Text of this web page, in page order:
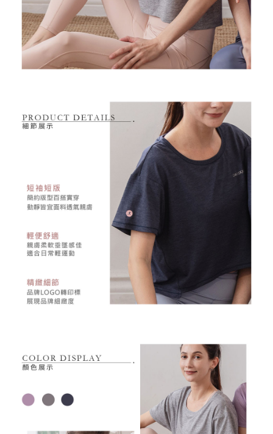
請求用戶進行身份認證。
５．嚴禁一人註冊多個帳號或使用他人資訊註冊。若發現惡意使用之情形，
恩沛科技股份有限公司將有權停止該用戶之使用額度並採取法律行動。
每筆NT$280，滿NT$2,000(含以上)免運費